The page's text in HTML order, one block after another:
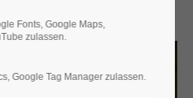
Fonts, Google Maps,
zulassen.
Google Tag Manager zulassen.